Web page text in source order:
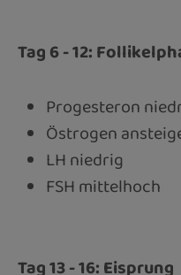
Tag 6 - 12:
Progesteron
Östrogen
LH niedrig
FSH mittelhoch
Tag 13 - 16: Eisprung